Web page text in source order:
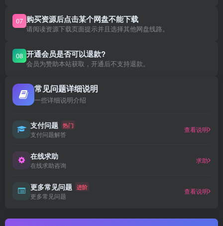
07 购买资源后点击某个网盘不能下载
请阅读资源下载页面提示并且选择其他网盘线路。
08 开通会员是否可以退款?
会员为赞助本站获取，开通后不支持退款。
常见问题详细说明
一些详细说明介绍
支付问题 热门
支付问题解答
查看说明
在线求助
在线求助咨询
求助
更多常见问题 进阶
更多常见问题
查看说明